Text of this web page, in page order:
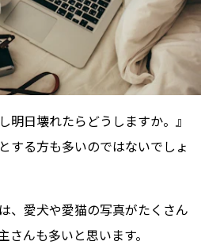
明日壊れたらどうしますか。』
する方も多いのではないでしょ
、愛犬や愛猫の写真がたくさん
んも多いと思います。